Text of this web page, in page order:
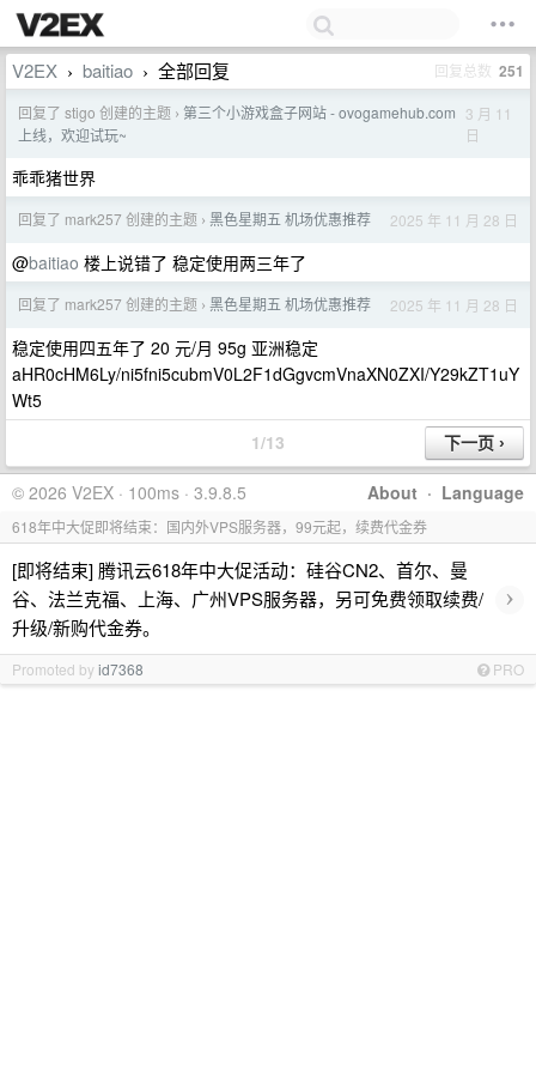
V2EX › baitiao › 全部回复 回复总数 251
回复了 stigo 创建的主题 › 第三个小游戏盒子网站 - ovogamehub.com
上线，欢迎试玩~
3 月 11
日
乖乖猪世界
回复了 mark257 创建的主题 › 黑色星期五 机场优惠推荐 2025 年 11 月 28 日
@baitiao 楼上说错了 稳定使用两三年了
回复了 mark257 创建的主题 › 黑色星期五 机场优惠推荐 2025 年 11 月 28 日
稳定使用四五年了 20 元/月 95g 亚洲稳定
aHR0cHM6Ly/ni5fni5cubmV0L2F1dGgvcmVnaXN0ZXI/Y29kZT1uY
Wt5
1/13
About · Language
© 2026 V2EX · 100ms · 3.9.8.5
618年中大促即将结束：国内外VPS服务器，99元起，续费代金券
[即将结束] 腾讯云618年中大促活动：硅谷CN2、首尔、曼
谷、法兰克福、上海、广州VPS服务器，另可免费领取续费/
升级/新购代金券。
›
Promoted byid7368 PRO